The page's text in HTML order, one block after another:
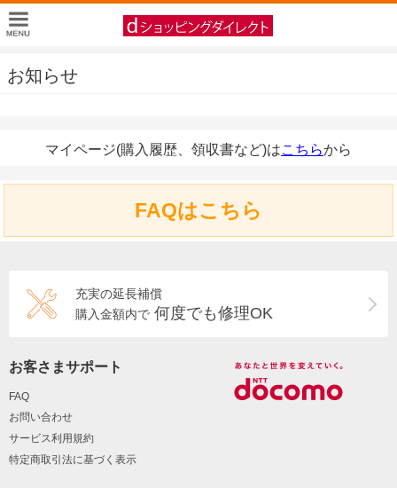
お知らせ
マイページ(購入履歴、領収書など)はこちらから
FAQはこちら
充実の延長補償
購入金額内で 何度でも修理OK
お客さまサポート
FAQ
お問い合わせ
サービス利用規約
特定商取引法に基づく表示